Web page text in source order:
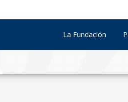
La Fundación